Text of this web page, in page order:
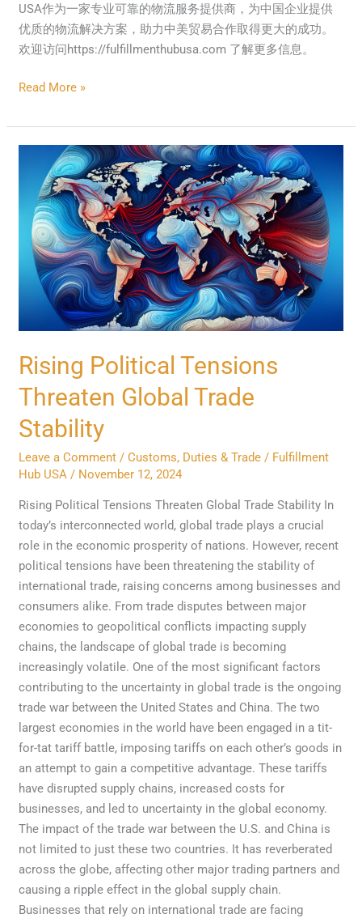
USA作为一家专业可靠的物流服务提供商，为中国企业提供
优质的物流解决方案，助力中美贸易合作取得更大的成功。
欢迎访问https://fulfillmenthubusa.com 了解更多信息。
Read More »
Rising Political Tensions
Threaten Global Trade
Stability
Leave a Comment /Customs, Duties & Trade / Fulfillment
Hub USA/ November 12, 2024
Rising Political Tensions Threaten Global Trade Stability In
today’s interconnected world, global trade plays a crucial
role in the economic prosperity of nations. However, recent
political tensions have been threatening the stability of
international trade, raising concerns among businesses and
consumers alike. From trade disputes between major
economies to geopolitical conflicts impacting supply
chains, the landscape of global trade is becoming
increasingly volatile. One of the most significant factors
contributing to the uncertainty in global trade is the ongoing
trade war between the United States and China. The two
largest economies in the world have been engaged in a tit-
for-tat tariff battle, imposing tariffs on each other’s goods in
an attempt to gain a competitive advantage. These tariffs
have disrupted supply chains, increased costs for
businesses, and led to uncertainty in the global economy.
The impact of the trade war between the U.S. and China is
not limited to just these two countries. It has reverberated
across the globe, affecting other major trading partners and
causing a ripple effect in the global supply chain.
Businesses that rely on international trade are facing
Political
Tensions
Threaten
Global
Trade
Stability